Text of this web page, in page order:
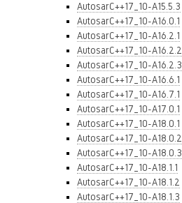
AutosarC++17_10-A15.5.3
AutosarC++17_10-A16.0.1
AutosarC++17_10-A16.2.1
AutosarC++17_10-A16.2.2
AutosarC++17_10-A16.2.3
AutosarC++17_10-A16.6.1
AutosarC++17_10-A16.7.1
AutosarC++17_10-A17.0.1
AutosarC++17_10-A18.0.1
AutosarC++17_10-A18.0.2
AutosarC++17_10-A18.0.3
AutosarC++17_10-A18.1.1
AutosarC++17_10-A18.1.2
AutosarC++17_10-A18.1.3